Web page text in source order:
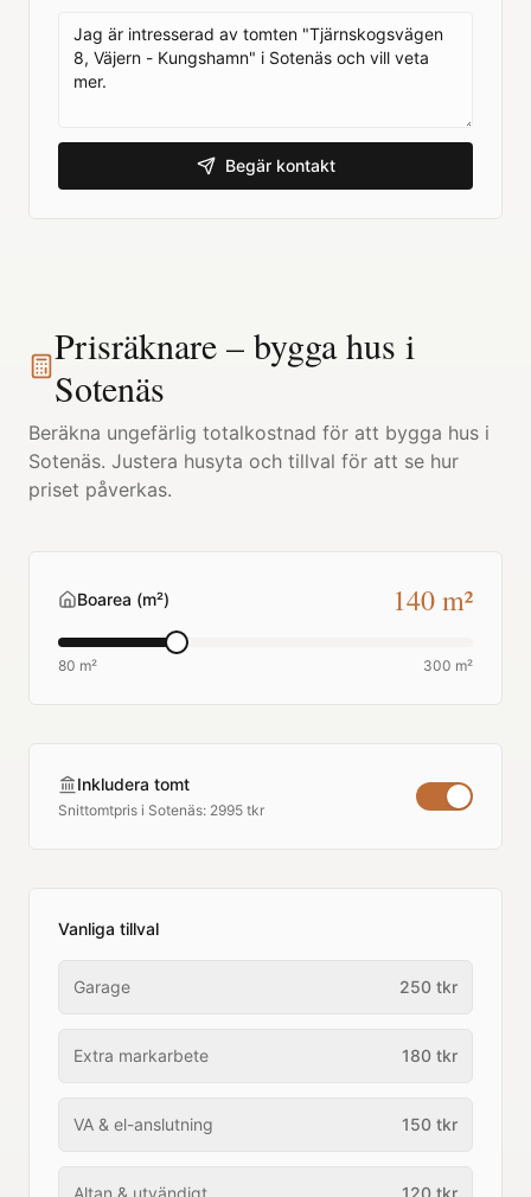
Begär kontakt
Prisräknare – bygga hus i
Sotenäs
Beräkna ungefärlig totalkostnad för att bygga hus i
Sotenäs. Justera husyta och tillval för att se hur
priset påverkas.
Boarea (m²) 140m²
80 m² 300 m²
Inkludera tomt
Snittomtpris i Sotenäs: 2995 tkr
Vanliga tillval
Garage 250 tkr
Extra markarbete 180 tkr
VA & el-anslutning 150 tkr
Altan & utvändigt 120 tkr